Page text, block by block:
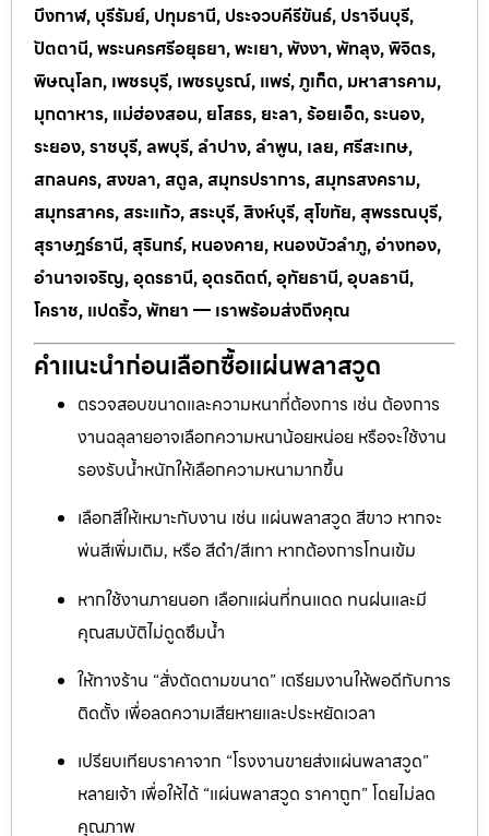
บึงกาฬ, บุรีรัมย์, ปทุมธานี, ประจวบคีรีขันธ์, ปราจีนบุรี,
ปัตตานี, พระนครศรีอยุธยา, พะเยา, พังงา, พัทลุง, พิจิตร,
พิษณุโลก, เพชรบุรี, เพชรบูรณ์, แพร่, ภูเก็ต, มหาสารคาม,
มุกดาหาร, แม่ฮ่องสอน, ยโสธร, ยะลา, ร้อยเอ็ด, ระนอง,
ระยอง, ราชบุรี, ลพบุรี, ลำปาง, ลำพูน, เลย, ศรีสะเกษ,
สกลนคร, สงขลา, สตูล, สมุทรปราการ, สมุทรสงคราม,
สมุทรสาคร, สระแก้ว, สระบุรี, สิงห์บุรี, สุโขทัย, สุพรรณบุรี,
สุราษฎร์ธานี, สุรินทร์, หนองคาย, หนองบัวลำภู, อ่างทอง,
อำนาจเจริญ, อุดรธานี, อุตรดิตถ์, อุทัยธานี, อุบลธานี,
โคราช, แปดริ้ว, พัทยา — เราพร้อมส่งถึงคุณ
คำแนะนำก่อนเลือกซื้อแผ่นพลาสวูด
ตรวจสอบขนาดและความหนาที่ต้องการ เช่น ต้องการ
งานฉลุลายอาจเลือกความหนาน้อยหน่อย หรือจะใช้งาน
รองรับน้ำหนักให้เลือกความหนามากขึ้น
เลือกสีให้เหมาะกับงาน เช่น แผ่นพลาสวูด สีขาว หากจะ
พ่นสีเพิ่มเติม, หรือ สีดำ/สีเทา หากต้องการโทนเข้ม
หากใช้งานภายนอก เลือกแผ่นที่ทนแดด ทนฝนและมี
คุณสมบัติไม่ดูดซึมน้ำ
ให้ทางร้าน “สั่งตัดตามขนาด” เตรียมงานให้พอดีกับการ
ติดตั้ง เพื่อลดความเสียหายและประหยัดเวลา
เปรียบเทียบราคาจาก “โรงงานขายส่งแผ่นพลาสวูด”
หลายเจ้า เพื่อให้ได้ “แผ่นพลาสวูด ราคาถูก” โดยไม่ลด
คุณภาพ